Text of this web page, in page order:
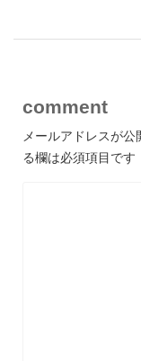
comment
メールアドレスが公
る欄は必須項目です